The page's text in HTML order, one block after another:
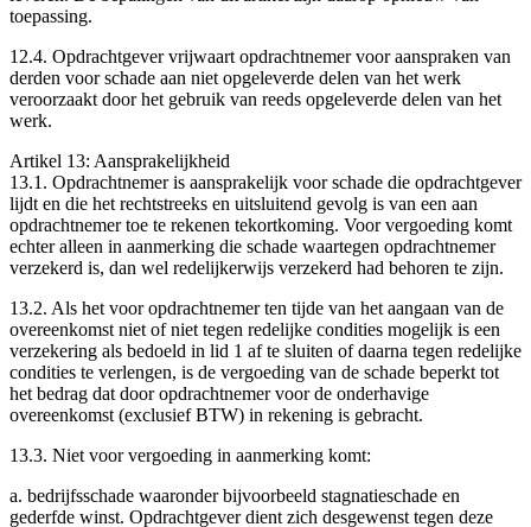
toepassing.
12.4. Opdrachtgever vrijwaart opdrachtnemer voor aanspraken van
derden voor schade aan niet opgeleverde delen van het werk
veroorzaakt door het gebruik van reeds opgeleverde delen van het
werk.
Artikel 13: Aansprakelijkheid
13.1. Opdrachtnemer is aansprakelijk voor schade die opdrachtgever
lijdt en die het rechtstreeks en uitsluitend gevolg is van een aan
opdrachtnemer toe te rekenen tekortkoming. Voor vergoeding komt
echter alleen in aanmerking die schade waartegen opdrachtnemer
verzekerd is, dan wel redelijkerwijs verzekerd had behoren te zijn.
13.2. Als het voor opdrachtnemer ten tijde van het aangaan van de
overeenkomst niet of niet tegen redelijke condities mogelijk is een
verzekering als bedoeld in lid 1 af te sluiten of daarna tegen redelijke
condities te verlengen, is de vergoeding van de schade beperkt tot
het bedrag dat door opdrachtnemer voor de onderhavige
overeenkomst (exclusief BTW) in rekening is gebracht.
13.3. Niet voor vergoeding in aanmerking komt:
a. bedrijfsschade waaronder bijvoorbeeld stagnatieschade en
gederfde winst. Opdrachtgever dient zich desgewenst tegen deze